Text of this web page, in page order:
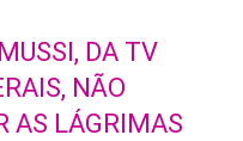
DA TV
NÃO
AS LÁGRIMAS